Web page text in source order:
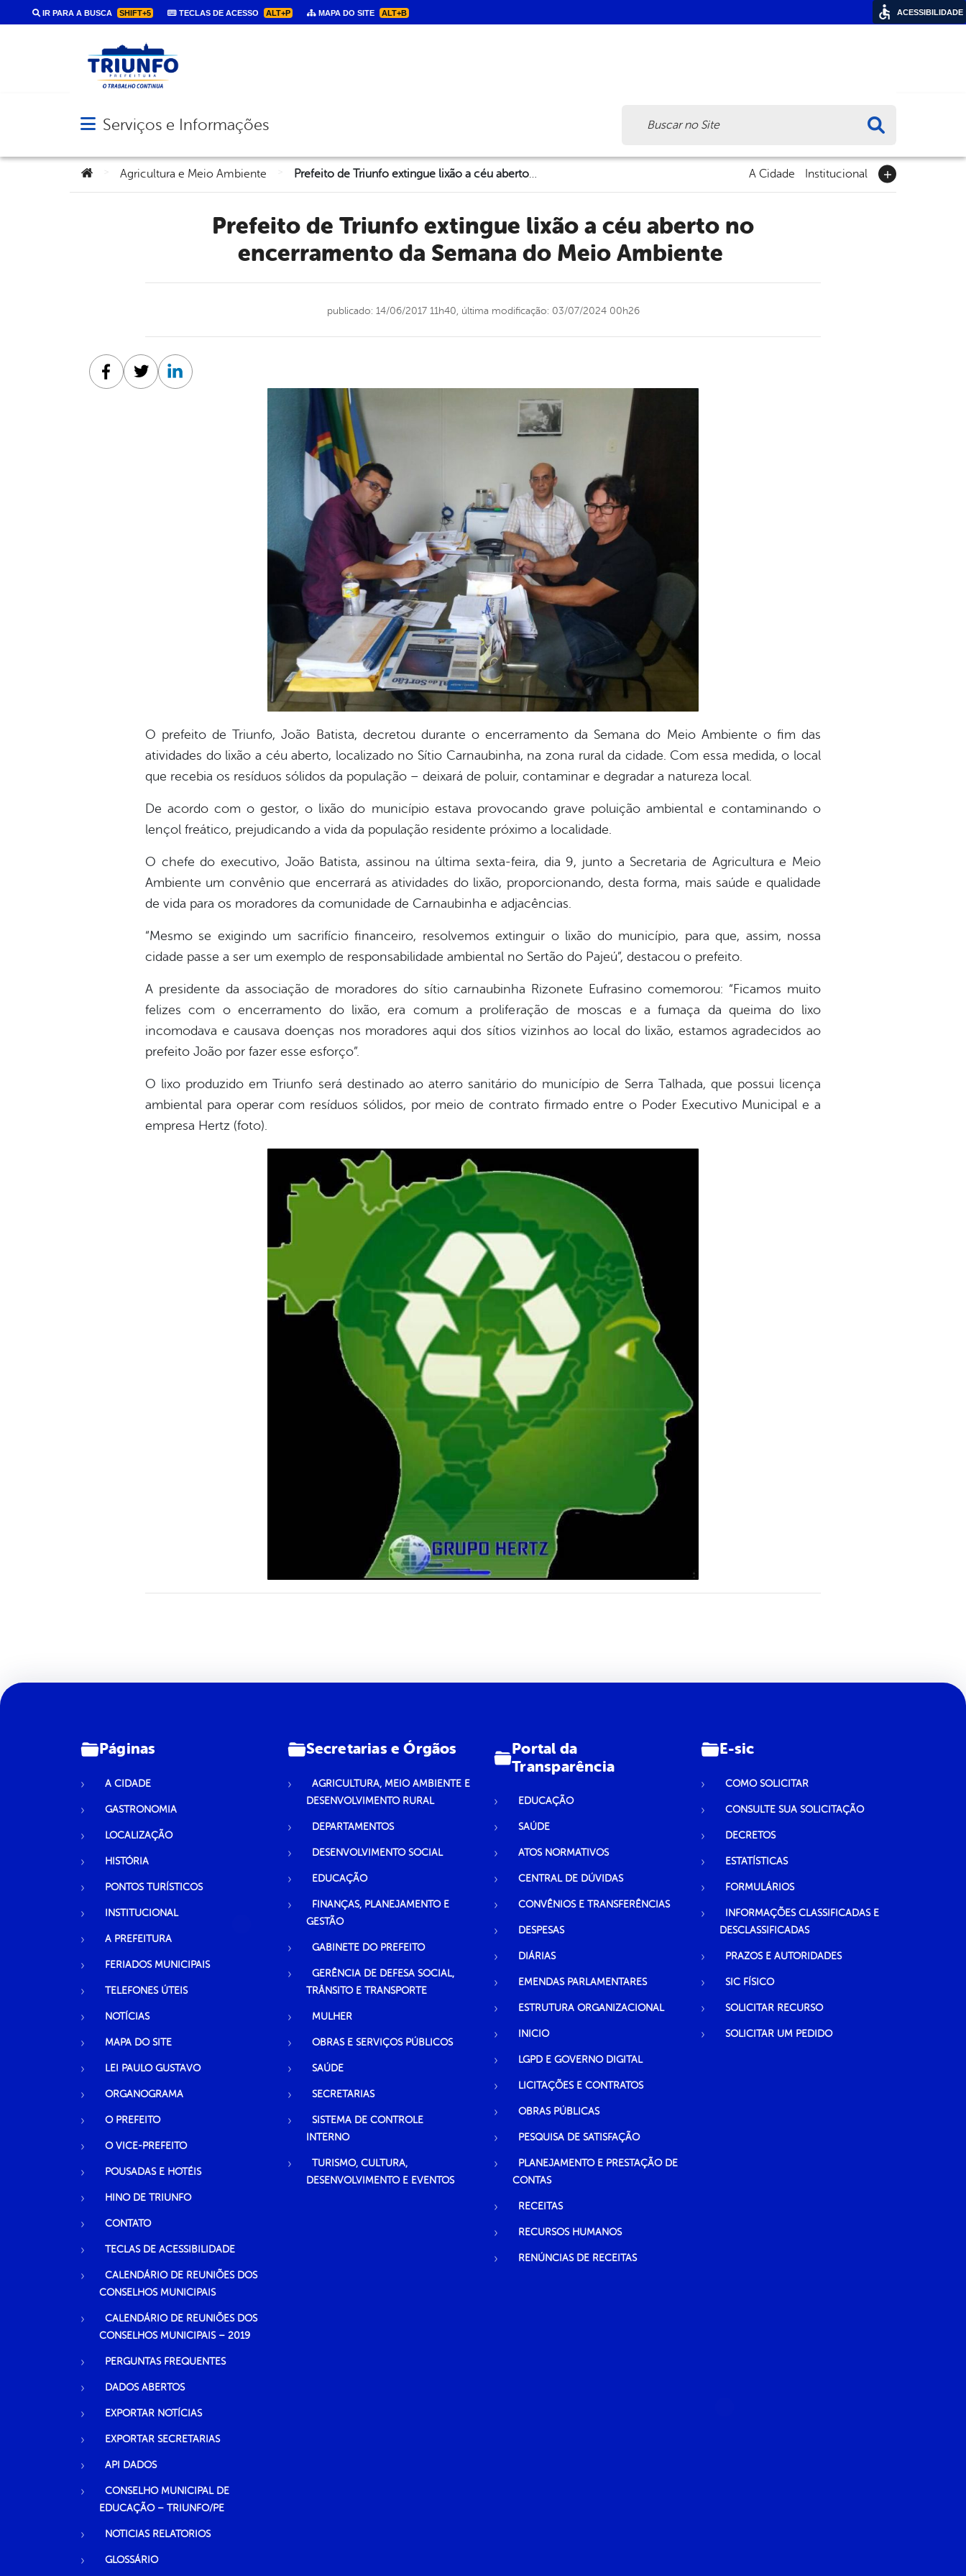
IR PARA A BUSCA SHIFT+5 TECLAS DE ACESSO ALT+P MAPA DO SITE ALT+B
Abrir menu principal de navegação
Serviços e Informações
Você está aqui:Agricultura e Meio Ambiente Prefeito de Triunfo extingue lixão a céu aberto no encerramento da Semana do Meio Ambiente A Cidade Institucional
Prefeito de Triunfo extingue lixão a céu aberto no
encerramento da Semana do Meio Ambiente
publicado: 14/06/2017 11h40, última modificação: 03/07/2024 00h26
O prefeito de Triunfo, João Batista, decretou durante o encerramento da Semana do Meio Ambiente o fim das
atividades do lixão a céu aberto, localizado no Sítio Carnaubinha, na zona rural da cidade. Com essa medida, o local
que recebia os resíduos sólidos da população – deixará de poluir, contaminar e degradar a natureza local.
De acordo com o gestor, o lixão do município estava provocando grave poluição ambiental e contaminando o
lençol freático, prejudicando a vida da população residente próximo a localidade.
O chefe do executivo, João Batista, assinou na última sexta-feira, dia 9, junto a Secretaria de Agricultura e Meio
Ambiente um convênio que encerrará as atividades do lixão, proporcionando, desta forma, mais saúde e qualidade
de vida para os moradores da comunidade de Carnaubinha e adjacências.
“Mesmo se exigindo um sacrifício financeiro, resolvemos extinguir o lixão do município, para que, assim, nossa
cidade passe a ser um exemplo de responsabilidade ambiental no Sertão do Pajeú”, destacou o prefeito.
A presidente da associação de moradores do sítio carnaubinha Rizonete Eufrasino comemorou: “Ficamos muito
felizes com o encerramento do lixão, era comum a proliferação de moscas e a fumaça da queima do lixo
incomodava e causava doenças nos moradores aqui dos sítios vizinhos ao local do lixão, estamos agradecidos ao
prefeito João por fazer esse esforço”.
O lixo produzido em Triunfo será destinado ao aterro sanitário do município de Serra Talhada, que possui licença
ambiental para operar com resíduos sólidos, por meio de contrato firmado entre o Poder Executivo Municipal e a
empresa Hertz (foto).
Facebook
TwitterLinkedin
Páginas
A CIDADE
GASTRONOMIA
LOCALIZAÇÃO
HISTÓRIA
PONTOS TURÍSTICOS
INSTITUCIONAL
A PREFEITURA
FERIADOS MUNICIPAIS
TELEFONES ÚTEIS
NOTÍCIAS
MAPA DO SITE
LEI PAULO GUSTAVO
ORGANOGRAMA
O PREFEITO
O VICE-PREFEITO
POUSADAS E HOTÉIS
HINO DE TRIUNFO
CONTATO
TECLAS DE ACESSIBILIDADE
CALENDÁRIO DE REUNIÕES DOS
CONSELHOS MUNICIPAIS
CALENDÁRIO DE REUNIÕES DOS
CONSELHOS MUNICIPAIS – 2019
PERGUNTAS FREQUENTES
DADOS ABERTOS
EXPORTAR NOTÍCIAS
EXPORTAR SECRETARIAS
API DADOS
CONSELHO MUNICIPAL DE
EDUCAÇÃO – TRIUNFO/PE
NOTICIAS RELATORIOS
GLOSSÁRIO
Secretarias e Órgãos
AGRICULTURA, MEIO AMBIENTE E
DESENVOLVIMENTO RURAL
DEPARTAMENTOS
DESENVOLVIMENTO SOCIAL
EDUCAÇÃO
FINANÇAS, PLANEJAMENTO E
GESTÃO
GABINETE DO PREFEITO
GERÊNCIA DE DEFESA SOCIAL,
TRÂNSITO E TRANSPORTE
MULHER
OBRAS E SERVIÇOS PÚBLICOS
SAÚDE
SECRETARIAS
SISTEMA DE CONTROLE
INTERNO
TURISMO, CULTURA,
DESENVOLVIMENTO E EVENTOS
Portal da
Transparência
EDUCAÇÃO
SAÚDE
ATOS NORMATIVOS
CENTRAL DE DÚVIDAS
CONVÊNIOS E TRANSFERÊNCIAS
DESPESAS
DIÁRIAS
EMENDAS PARLAMENTARES
ESTRUTURA ORGANIZACIONAL
INICIO
LGPD E GOVERNO DIGITAL
LICITAÇÕES E CONTRATOS
OBRAS PÚBLICAS
PESQUISA DE SATISFAÇÃO
PLANEJAMENTO E PRESTAÇÃO DE
CONTAS
RECEITAS
RECURSOS HUMANOS
RENÚNCIAS DE RECEITAS
E-sic
COMO SOLICITAR
CONSULTE SUA SOLICITAÇÃO
DECRETOS
ESTATÍSTICAS
FORMULÁRIOS
INFORMAÇÕES CLASSIFICADAS E
DESCLASSIFICADAS
PRAZOS E AUTORIDADES
SIC FÍSICO
SOLICITAR RECURSO
SOLICITAR UM PEDIDO
ACESSIBILIDADE